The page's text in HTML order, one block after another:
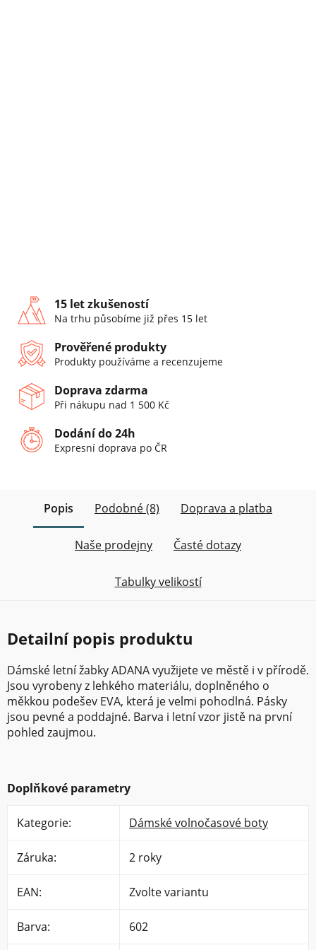
15 let zkušeností
Na trhu působíme již přes 15 let
Prověřené produkty
Produkty používáme a recenzujeme
Doprava zdarma
Při nákupu nad 1 500 Kč
Dodání do 24h
Expresní doprava po ČR
Popis Podobné (8) Doprava a platba
Naše prodejny Časté dotazy
Tabulky velikostí
Detailní popis produktu
Dámské letní žabky ADANA využijete ve městě i v přírodě.
Jsou vyrobeny z lehkého materiálu, doplněného o
měkkou podešev EVA, která je velmi pohodlná. Pásky
jsou pevné a poddajné. Barva i letní vzor jistě na první
pohled zaujmou.
Doplňkové parametry
Kategorie: Dámské volnočasové boty
Záruka: 2 roky
EAN: Zvolte variantu
Barva: 602